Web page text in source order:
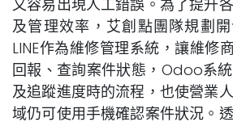
又容易出現人工錯誤。為了提升
及管理效率，艾創點團隊規劃
LINE作為維修管理系統，讓維修
回報、查詢案件狀態，Odoo系
及追蹤進度時的流程，也使營業
域仍可使用手機確認案件狀況。